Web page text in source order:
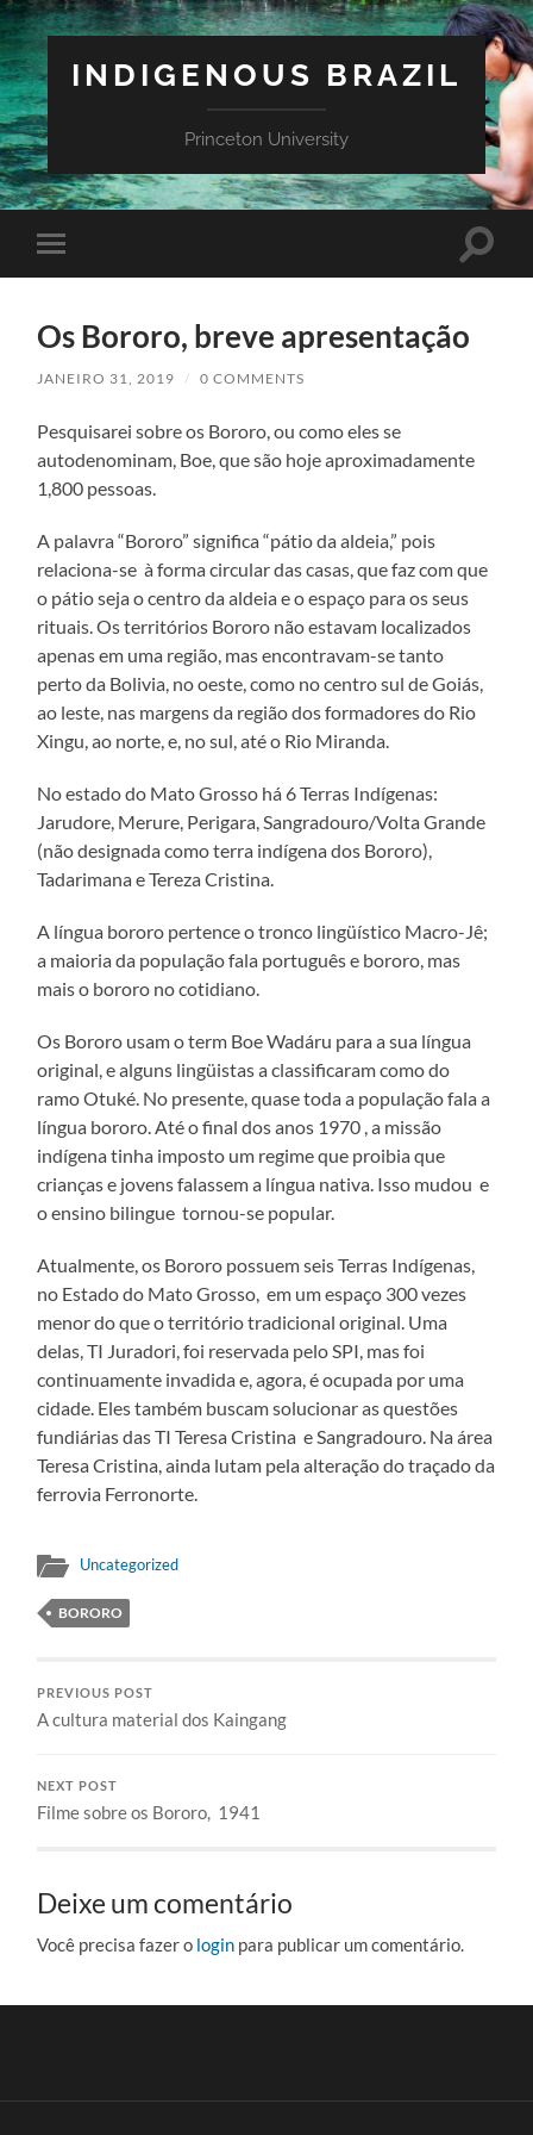
INDIGENOUS BRAZIL
Princeton University
Toggle
mobile
Toggle
Os Bororo, breve apresentação
JANEIRO 31, 2019 / 0 COMMENTS
Pesquisarei sobre os Bororo, ou como eles se
autodenominam, Boe, que são hoje aproximadamente
1,800 pessoas.
A palavra “Bororo” significa “pátio da aldeia,” pois
relaciona-se à forma circular das casas, que faz com que
o pátio seja o centro da aldeia e o espaço para os seus
rituais. Os territórios Bororo não estavam localizados
apenas em uma região, mas encontravam-se tanto
perto da Bolivia, no oeste, como no centro sul de Goiás,
ao leste, nas margens da região dos formadores do Rio
Xingu, ao norte, e, no sul, até o Rio Miranda.
No estado do Mato Grosso há 6 Terras Indígenas:
Jarudore, Merure, Perigara, Sangradouro/Volta Grande
(não designada como terra indígena dos Bororo),
Tadarimana e Tereza Cristina.
A língua bororo pertence o tronco lingüístico Macro-Jê;
a maioria da população fala português e bororo, mas
mais o bororo no cotidiano.
Os Bororo usam o term Boe Wadáru para a sua língua
original, e alguns lingüistas a classificaram como do
ramo Otuké. No presente, quase toda a população fala a
língua bororo. Até o final dos anos 1970 , a missão
indígena tinha imposto um regime que proibia que
crianças e jovens falassem a língua nativa. Isso mudou e
o ensino bilingue tornou-se popular.
Atualmente, os Bororo possuem seis Terras Indígenas,
no Estado do Mato Grosso, em um espaço 300 vezes
menor do que o território tradicional original. Uma
delas, TI Juradori, foi reservada pelo SPI, mas foi
continuamente invadida e, agora, é ocupada por uma
cidade. Eles também buscam solucionar as questões
fundiárias das TI Teresa Cristina e Sangradouro. Na área
Teresa Cristina, ainda lutam pela alteração do traçado da
ferrovia Ferronorte.
Uncategorized
BORORO
PREVIOUS POST
A cultura material dos Kaingang
NEXT POST
Filme sobre os Bororo, 1941
Deixe um comentário
Você precisa fazer o login para publicar um comentário.